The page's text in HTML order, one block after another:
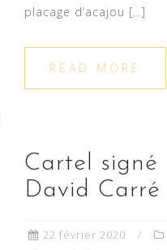
placage d’acajou […]
READ MORE
Cartel signé
David Carré
22 février 2020